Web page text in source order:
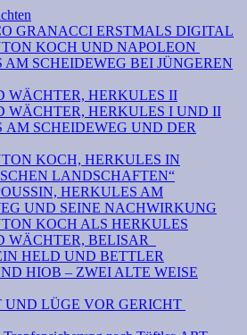
GRANACCI ERSTMALS DIGITAL
KOCH UND NAPOLEON
AM SCHEIDEWEG BEI JÜNGEREN
WÄCHTER, HERKULES II
WÄCHTER, HERKULES I UND II
AM SCHEIDEWEG UND DER
KOCH, HERKULES IN
LANDSCHAFTEN“
HERKULES AM
UND SEINE NACHWIRKUNG
KOCH ALS HERKULES
WÄCHTER, BELISAR
HELD UND BETTLER
HIOB – ZWEI ALTE WEISE
UND LÜGE VOR GERICHT